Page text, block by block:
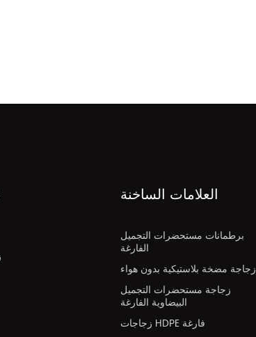
العلامات الساخنة
برطمانات مستحضرات التجميل
الفارغة
زجاجة مضخة بلاستيكية بدون هواء
زجاجة مستحضرات التجميل
البيضاوية الفارغة
زجاجات HDPE فارغة